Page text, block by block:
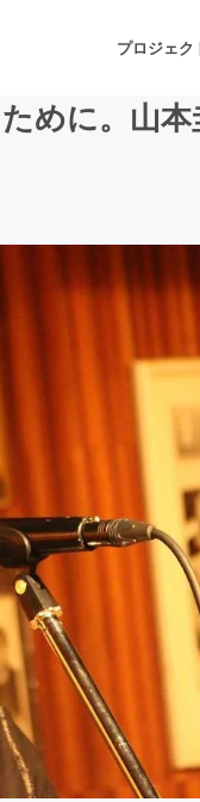
プロジェク
音楽
ゲーム・サー
チャレンジ
めに。山